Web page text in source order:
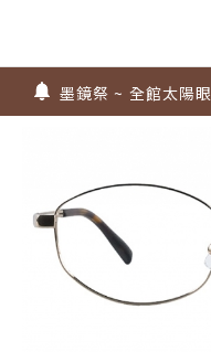
上傳處方，建立度
不知道度數也能配
墨鏡祭 ~ 全館太陽
Super Sale！精選
不知道度數也能配